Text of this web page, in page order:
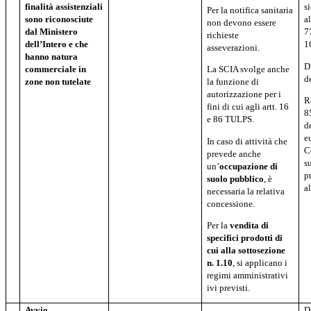
finalità assistenziali
sono riconosciute
dal Ministero
dell’Intero e che
hanno natura
commerciale in
zone non tutelate
Per la notifica sanitaria
non devono essere
richieste
asseverazioni.
La SCIA svolge anche
la funzione di
autorizzazione per i
fini di cui agli artt. 16
e 86 TULPS.
In caso di attività che
prevede anche
un’occupazione di
suolo pubblico , è
necessaria la relativa
concessione.
Per lavendita di
specifici prodotti di
cui alla sottosezione
n. 1.10 , si applicano i
regimi amministrativi
ivi previsti.